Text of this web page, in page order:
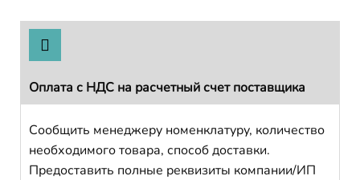
Оплата с НДС на расчетный счет поставщика
Сообщить менеджеру номенклатуру, количество
необходимого товара, способ доставки.
Предоставить полные реквизиты компании/ИП